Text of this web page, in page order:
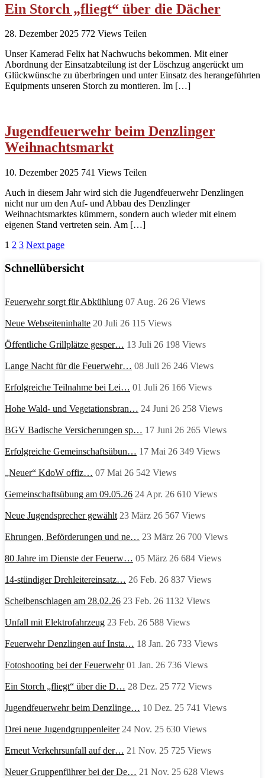
Ein Storch „fliegt“ über die Dächer
28. Dezember 2025 772 Views Teilen
Unser Kamerad Felix hat Nachwuchs bekommen. Mit einer
Abordnung der Einsatzabteilung ist der Löschzug angerückt um
Glückwünsche zu überbringen und unter Einsatz des herangeführten
Equipments unseren Storch zu montieren. Im […]
Jugendfeuerwehr beim Denzlinger
Weihnachtsmarkt
10. Dezember 2025 741 Views Teilen
Auch in diesem Jahr wird sich die Jugendfeuerwehr Denzlingen
nicht nur um den Auf- und Abbau des Denzlinger
Weihnachtsmarktes kümmern, sondern auch wieder mit einem
eigenen Stand vertreten sein. Am […]
1 2 3 Next page
Schnellübersicht
Feuerwehr sorgt für Abkühlung 07 Aug. 26 26 Views
Neue Webseiteninhalte 20 Juli 26 115 Views
Öffentliche Grillplätze gesper… 13 Juli 26 198 Views
Lange Nacht für die Feuerwehr… 08 Juli 26 246 Views
Erfolgreiche Teilnahme bei Lei… 01 Juli 26 166 Views
Hohe Wald- und Vegetationsbran… 24 Juni 26 258 Views
BGV Badische Versicherungen sp… 17 Juni 26 265 Views
Erfolgreiche Gemeinschaftsübun… 17 Mai 26 349 Views
„Neuer“ KdoW offiz… 07 Mai 26 542 Views
Gemeinschaftsübung am 09.05.26 24 Apr. 26 610 Views
Neue Jugendsprecher gewählt 23 März 26 567 Views
Ehrungen, Beförderungen und ne… 23 März 26 700 Views
80 Jahre im Dienste der Feuerw… 05 März 26 684 Views
14-stündiger Drehleitereinsatz… 26 Feb. 26 837 Views
Scheibenschlagen am 28.02.26 23 Feb. 26 1132 Views
Unfall mit Elektrofahrzeug 23 Feb. 26 588 Views
Feuerwehr Denzlingen auf Insta… 18 Jan. 26 733 Views
Fotoshooting bei der Feuerwehr 01 Jan. 26 736 Views
Ein Storch „fliegt“ über die D… 28 Dez. 25 772 Views
Jugendfeuerwehr beim Denzlinge… 10 Dez. 25 741 Views
Drei neue Jugendgruppenleiter 24 Nov. 25 630 Views
Erneut Verkehrsunfall auf der… 21 Nov. 25 725 Views
Neuer Gruppenführer bei der De… 21 Nov. 25 628 Views